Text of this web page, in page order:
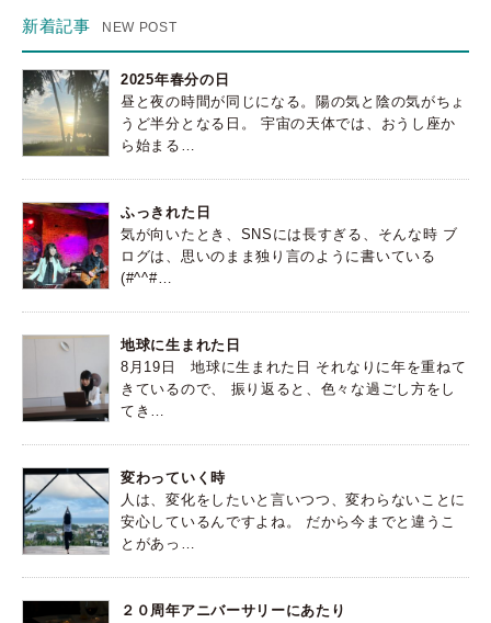
ス
新着記事
2025年春分の日
昼と夜の時間が同じになる。陽の気と陰の気がちょ
うど半分となる日。 宇宙の天体では、おうし座か
ら始まる…
ふっきれた日
気が向いたとき、SNSには長すぎる、そんな時 ブ
ログは、思いのまま独り言のように書いている
(#^^#…
地球に生まれた日
8月19日 地球に生まれた日 それなりに年を重ねて
きているので、 振り返ると、色々な過ごし方をし
てき…
変わっていく時
人は、変化をしたいと言いつつ、変わらないことに
安心しているんですよね。 だから今までと違うこ
とがあっ…
２０周年アニバーサリーにあたり